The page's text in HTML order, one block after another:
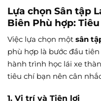
Lựa chọn Sân tập
Biên Phù hợp:
Việc lựa chọn một sân
phù hợp là bước đầu
hành trình học lái xe
tiêu chí bạn nên cân
1. Vị trí và Tiện lợi